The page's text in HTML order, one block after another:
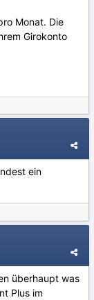
Monat. Die
Girokonto
ein
überhaupt was
Plus im